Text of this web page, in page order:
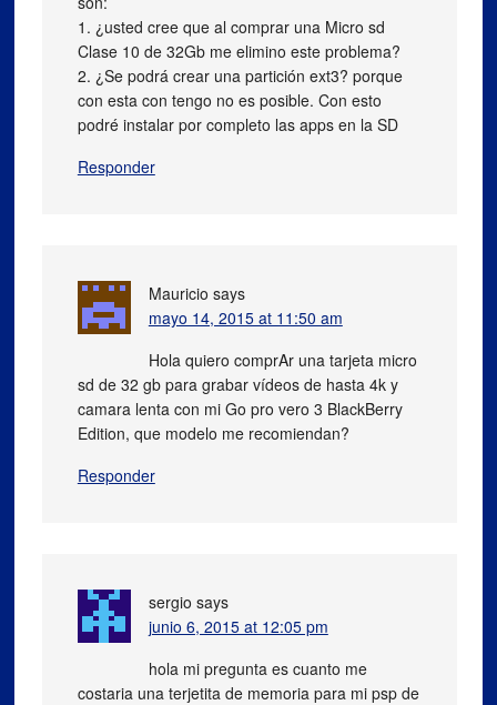
1. ¿usted cree que al comprar una Micro sd
Clase 10 de 32Gb me elimino este problema?
2. ¿Se podrá crear una partición ext3? porque
con esta con tengo no es posible. Con esto
podré instalar por completo las apps en la SD
Responder
Mauricio says
mayo 14, 2015 at 11:50 am
Hola quiero comprAr una tarjeta micro
sd de 32 gb para grabar vídeos de hasta 4k y
camara lenta con mi Go pro vero 3 BlackBerry
Edition, que modelo me recomiendan?
Responder
sergio says
junio 6, 2015 at 12:05 pm
hola mi pregunta es cuanto me
costaria una terjetita de memoria para mi psp de